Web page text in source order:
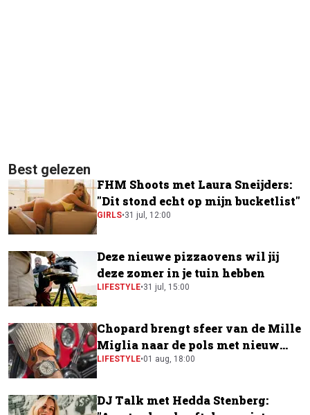
Best gelezen
FHM Shoots met Laura Sneijders:
"Dit stond echt op mijn bucketlist"
GIRLS•31 jul, 12:00
Deze nieuwe pizzaovens wil jij
deze zomer in je tuin hebben
LIFESTYLE•31 jul, 15:00
Chopard brengt sfeer van de Mille
Miglia naar de pols met nieuw
horloge
LIFESTYLE•01 aug, 18:00
DJ Talk met Hedda Stenberg: